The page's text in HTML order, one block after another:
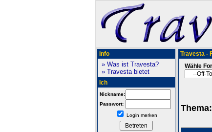
Info
» Was ist Travesta?
» Travesta bietet
Ich
Nickname:
Passwort:
Login merken
Travesta -
Wähle
Thema: